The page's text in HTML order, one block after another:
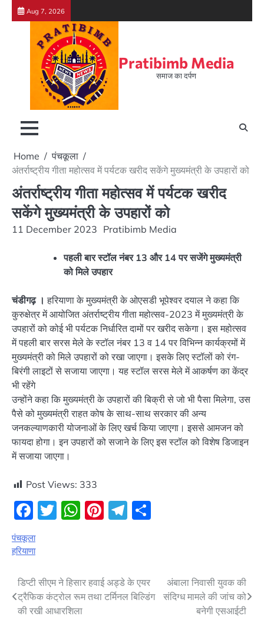
Skip
Aug 7, 2026
Pratibimb Media
समाज का दर्पण
Home
पंचकूला
अंतर्राष्ट्रीय गीता महोत्सव में पर्यटक खरीद सकेंगे मुख्यमंत्री के उपहारों को
अंतर्राष्ट्रीय गीता महोत्सव में पर्यटक खरीद
सकेंगे मुख्यमंत्री के उपहारों को
11 December 2023 Pratibimb Media
पहली बार स्टॉल नंबर 13 और 14 पर सजेंगे मुख्यमंत्री
को मिले उपहार
चंडीगढ़ । हरियाणा के मुख्यमंत्री के ओएसडी भूपेश्वर दयाल ने कहा कि
कुरुक्षेत्र में आयोजित अंतर्राष्ट्रीय गीता महोत्सव-2023 में मुख्यमंत्री के
उपहारों को कोई भी पर्यटक निर्धारित दामों पर खरीद सकेगा। इस महोत्सव
में पहली बार सरस मेले के स्टॉल नंबर 13 व 14 पर विभिन्न कार्यक्रमों में
मुख्यमंत्री को मिले उपहारों को रखा जाएगा। इसके लिए स्टॉलों को रंग-
बिरंगी लाइटों से सजाया जाएगा। यह स्टॉल सरस मेले में आकर्षण का केंद्र
भी रहेंगे
उन्होंने कहा कि मुख्यमंत्री के उपहारों की बिक्री से जो भी पैसा मिलेगा, उस
पैसे को मुख्यमंत्री राहत कोष के साथ-साथ सरकार की अन्य
जनकल्याणकारी योजनाओं के लिए खर्च किया जाएगा। इससे आमजन को
फायदा होगा। इन उपहारों को सजाने के लिए इस स्टॉल को विशेष डिजाइन
में सजाया जाएगा।
Post Views: 333
Facebook
Twitter
WhatsApp
Pinterest
Telegram
पंचकूला
हरियाणा
Post
navigation
डिप्टी सीएम ने हिसार हवाई अड्डे के एयर
ट्रैफिक कंट्रोल रूम तथा टर्मिनल बिल्डिंग
की रखी आधारशिला
अंबाला निवासी युवक की
संदिग्ध मामले की जांच को
बनेगी एसआईटी